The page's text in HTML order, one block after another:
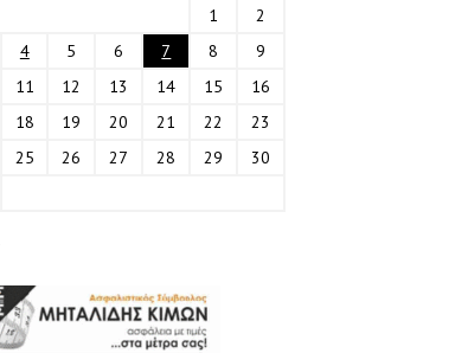
1
2
4 5 6 7 8
9
11 12 13 14 15
16
18 19 20 21 22
23
25 26 27 28 29
30